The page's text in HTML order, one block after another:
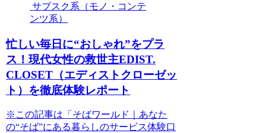
サブスク系（モノ・コンテ
ンツ系）
忙しい毎日に“おしゃれ”をプラ
ス！現代女性の救世主EDIST.
CLOSET（エディストクローゼッ
ト）を徹底体験レポート
※この記事は「そばワールド｜あなた
の“そば”にある暮らしのサービス体験口